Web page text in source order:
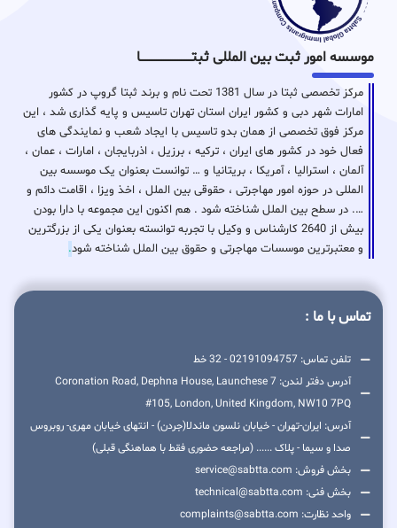
موسسه امور ثبت بین المللی ثبتـــــــــــــــــــــــــــــا
مرکز تخصصی ثبتا در سال 1381 تحت نام و برند ثبتا گروپ در کشور
امارات شهر دبی و کشور ایران استان تهران تاسیس و پایه گذاری شد ، این
مرکز فوق تخصصی از همان بدو تاسیس با ایجاد شعب و نمایندگی های
فعال خود در کشور های ایران ، ترکیه ، برزیل ، اذربایجان ، امارات ، عمان ،
آلمان ، استرالیا ، آمریکا ، بریتانیا و … توانست بعنوان یک موسسه بین
المللی در حوزه امور مهاجرتی ، حقوقی بین الملل ، اخذ ویزا ، اقامت دائم و
…. در سطح بین الملل شناخته شود . هم اکنون این مجموعه با دارا بودن
بیش از 2640 کارشناس و وکیل با تجربه توانسته بعنوان یکی از بزرگترین
و معتبرترین موسسات مهاجرتی و حقوق بین الملل شناخته شود.
تماس با ما :
تلفن تماس: 02191094757 - 32 خط
آدرس دفتر لندن: 7 Coronation Road, Dephna House, Launchese
#105, London, United Kingdom, NW10 7PQ
آدرس: ایران-تهران - خیابان نلسون ماندلا(جردن) - انتهای خیابان مهری- روبروس
صدا و سیما - پلاک ...... (مراجعه حضوری فقط با هماهنگی قبلی)
بخش فروش: service@sabtta.com
بخش فنی: technical@sabtta.com
واحد نظارت: complaints@sabtta.com